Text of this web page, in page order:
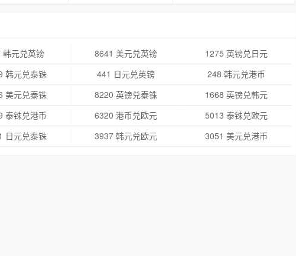
韩元兑英镑 8641 美元兑英镑
1275 英镑兑日元
韩元兑泰铢 441 日元兑英镑
248 韩元兑港币
美元兑泰铢 8220 英镑兑泰铢
1668 英镑兑韩元
泰铢兑港币 6320 港币兑欧元
5013 泰铢兑欧元
日元兑泰铢 3937 韩元兑欧元 3051 美元兑港币